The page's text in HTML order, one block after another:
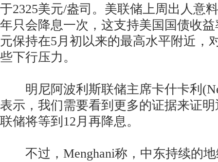
于2325美元/盎司。美联储上周出人意
年只会降息一次，这支持美国国债收
元保持在5月初以来的最高水平附近，
些下行压力。
明尼阿波利斯联储主席卡什卡利
表示，我们需要看到更多的证据来证
联储将等到12月再降息。
不过，Menghani称，中东持续的地